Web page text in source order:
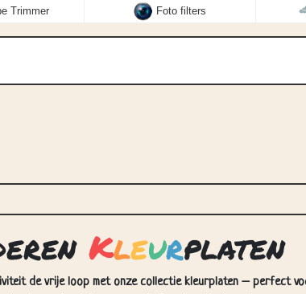
Trimmer Foto filters
Kleurplaten
de vrije loop met onze collectie kleurplaten – perfect